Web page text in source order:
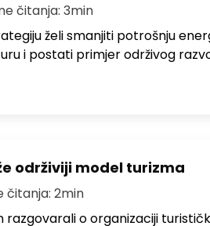
čitanja: 3min
želi smanjiti potrošnju
i postati primjer održivog
održiviji model turizma
čitanja: 2min
razgovarali o organizaciji